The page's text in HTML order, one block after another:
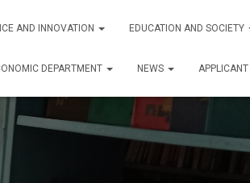
AND INNOVATION EDUCATION AND SOCIETY
DEPARTMENT NEWS APPLICANT